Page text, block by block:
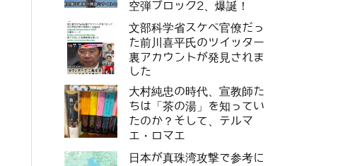
空弾ブロック2、爆誕！
文部科学省スケベ官僚だっ
た前川喜平氏のツイッター
裏アカウントが発見されま
した
大村純忠の時代、宣教師た
ちは「茶の湯」を知ってい
たのか？そして、テルマ
エ・ロマエ
日本が真珠湾攻撃で参考に